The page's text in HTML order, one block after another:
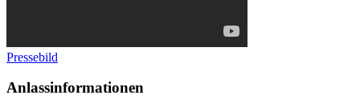
Pressebild
Anlassinformationen